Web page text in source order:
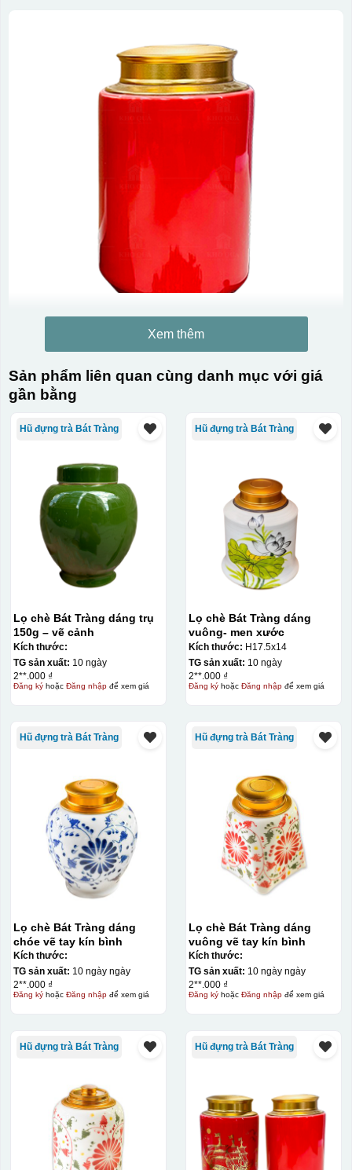
Kiểu in:
In logo vàng kim
In Decal
IN Decal lên GỐM SỨ
decal lên gốm sứ Bước 3: Cho vào lò nung ở nhiệt độ
700-800 độ C
Bước 1: Tạo ra DECALĐể tạo ra decal
trước khi dán nó lên gốm sứ, xưởng in sẽ in lên 1 loại
giấy đặc biệt, và kích thước logo được căn chỉnh theo
Decal được in xong, sẽ có 1 nền vàng phía dưới
Xem thêm
Sản phẩm liên quan cùng danh mục với giá
gần bằng
Hũ đựng trà Bát Tràng
Lọ chè Bát Tràng dáng trụ
150g – vẽ cảnh
Kích thước:
TG sản xuất: 10 ngày
2**.000 ₫
Đăng kýhoặc Đăng nhậpđể xem giá
Hũ đựng trà Bát Tràng
Lọ chè Bát Tràng dáng
vuông- men xước
Kích thước: H17.5x14
TG sản xuất: 10 ngày
2**.000 ₫
Đăng kýhoặc Đăng nhậpđể xem giá
Hũ đựng trà Bát Tràng
Lọ chè Bát Tràng dáng
chóe vẽ tay kín bình
Kích thước:
TG sản xuất: 10 ngày ngày
2**.000 ₫
Đăng kýhoặc Đăng nhậpđể xem giá
Hũ đựng trà Bát Tràng
Lọ chè Bát Tràng dáng
vuông vẽ tay kín bình
Kích thước:
TG sản xuất: 10 ngày ngày
2**.000 ₫
Đăng kýhoặc Đăng nhậpđể xem giá
Hũ đựng trà Bát Tràng Hũ đựng trà Bát Tràng